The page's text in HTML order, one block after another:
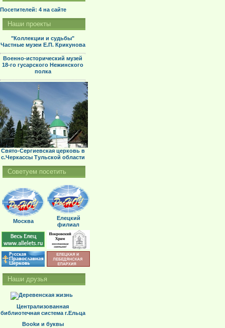
Посетителей: 4 на сайте
Наши проекты
"Коллекции и судьбы"
Частные музеи Е.П. Крикунова
Военно-исторический музей
18-го гусарского Нежинского
полка
Свято-Сергиевская церковь в
с.Черкассы Тульской области
Советуем посетить
Москва
Елецкий
филиал
Наши друзья
Централизованная
библиотечная система г.Ельца
Bookи и буквы